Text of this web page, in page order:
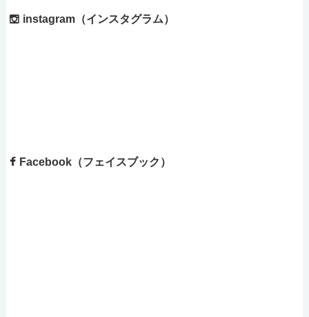
instagram（インスタグラム）
Facebook（フェイスブック）